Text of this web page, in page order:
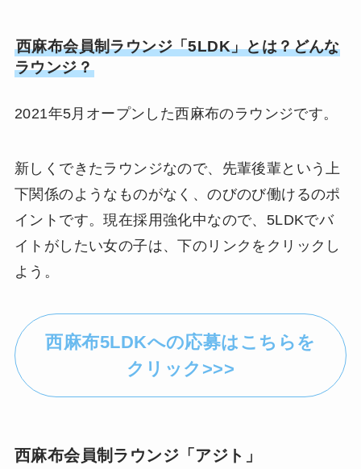
西麻布会員制ラウンジ「5LDK」とは？どんな
ラウンジ？
2021年5月オープンした西麻布のラウンジです。
新しくできたラウンジなので、先輩後輩という上
下関係のようなものがなく、のびのび働けるのポ
イントです。現在採用強化中なので、5LDKでバ
イトがしたい女の子は、下のリンクをクリックし
よう。
西麻布5LDKへの応募はこちらを
クリック>>>
西麻布会員制ラウンジ「アジト」